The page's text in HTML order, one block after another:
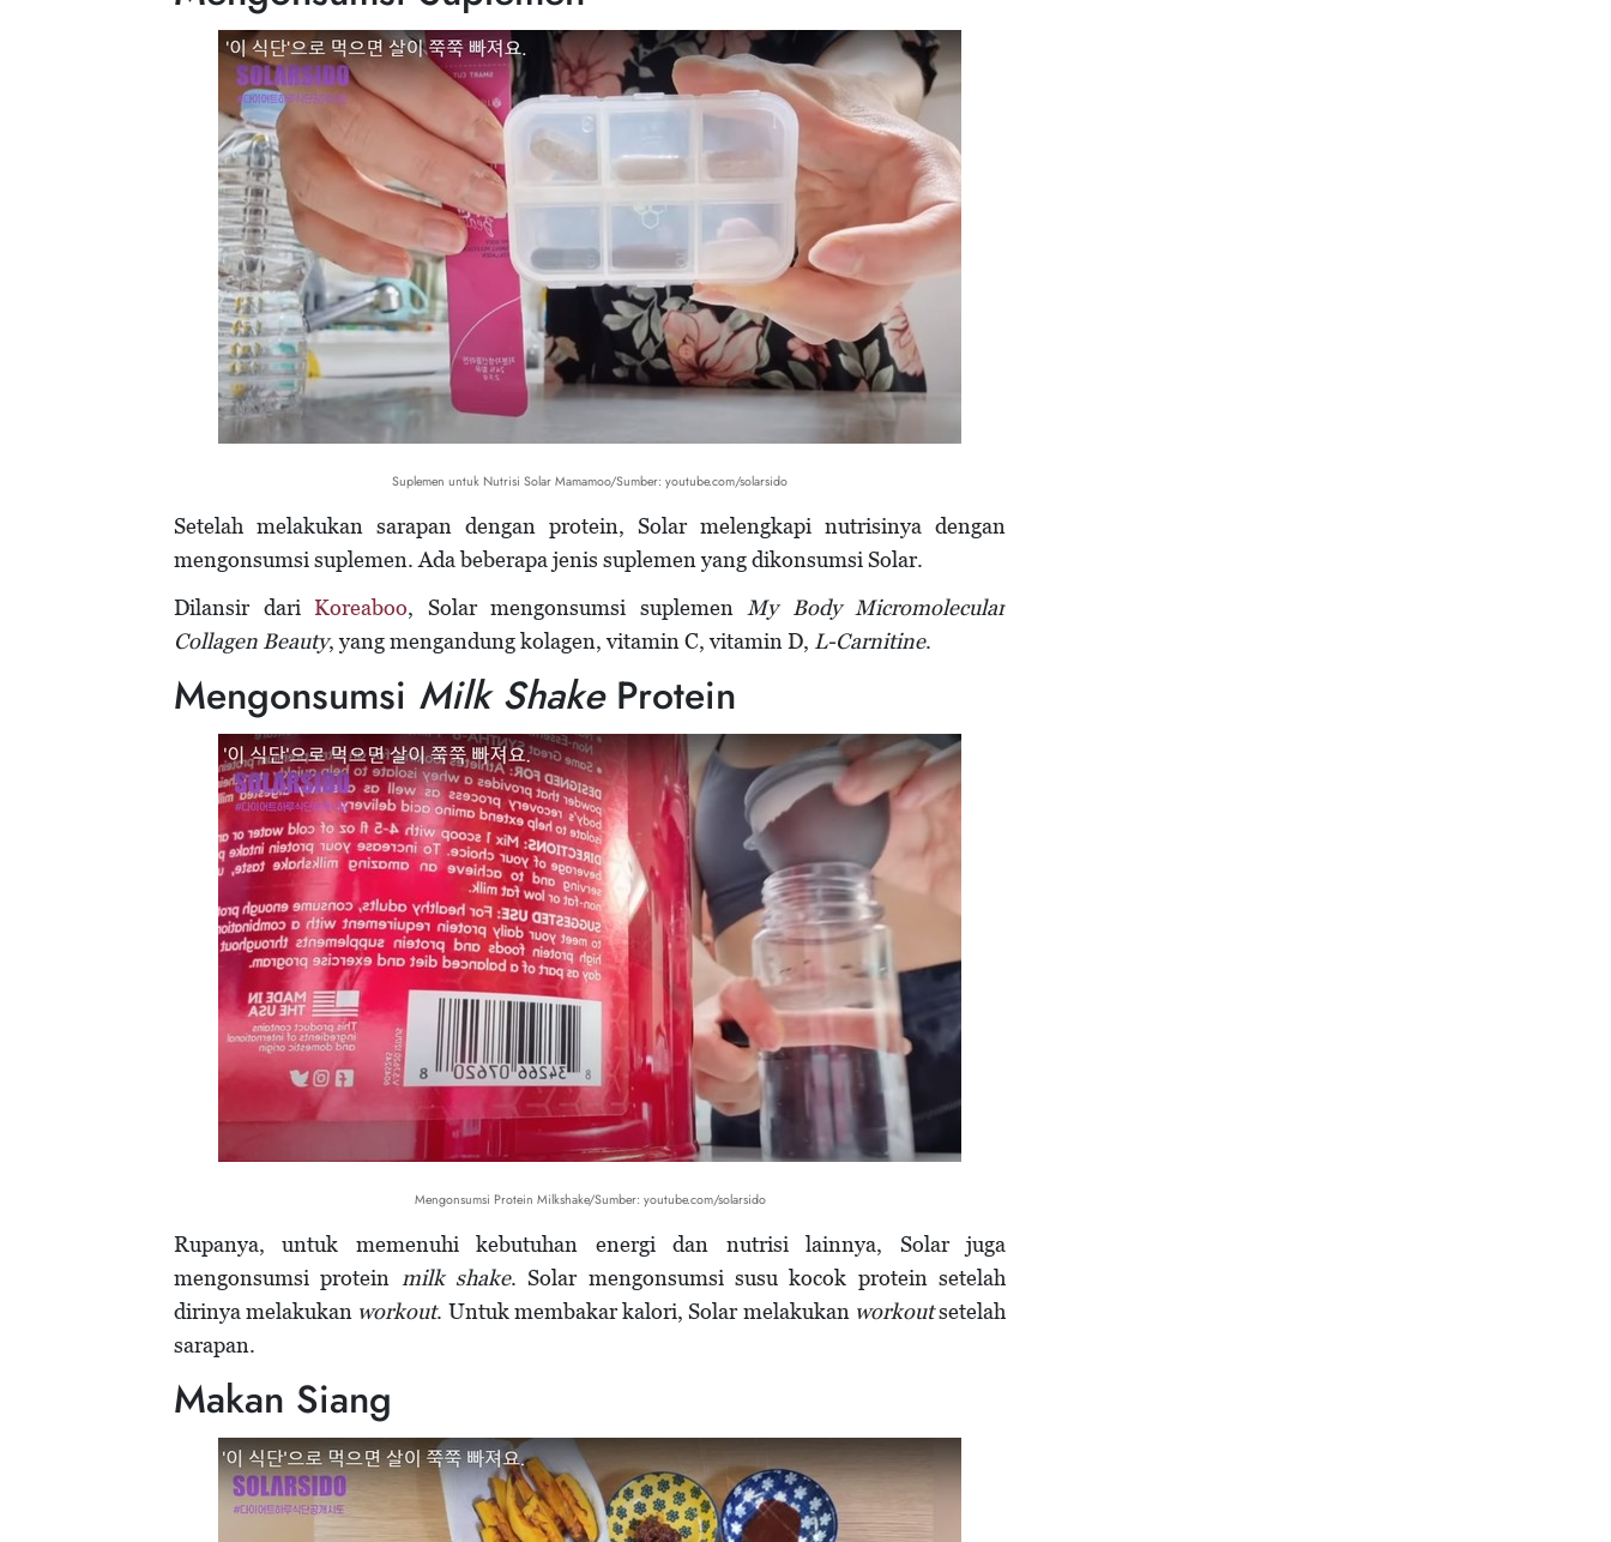
Suplemen untuk Nutrisi Solar Mamamoo/Sumber: youtube.com/solarsido
Setelah melakukan sarapan dengan protein, Solar melengkapi nutrisinya dengan
mengonsumsi suplemen. Ada beberapa jenis suplemen yang dikonsumsi Solar.
Dilansir dari Koreaboo, Solar mengonsumsi suplemen My Body Micromolecular
Collagen Beauty, yang mengandung kolagen, vitamin C, vitamin D, L-Carnitine.
Mengonsumsi Milk ShakeProtein
Mengonsumsi Protein Milkshake/Sumber: youtube.com/solarsido
Rupanya, untuk memenuhi kebutuhan energi dan nutrisi lainnya, Solar juga
mengonsumsi protein milk shake. Solar mengonsumsi susu kocok protein setelah
dirinya melakukan workout. Untuk membakar kalori, Solar melakukan workoutsetelah
sarapan.
Makan Siang